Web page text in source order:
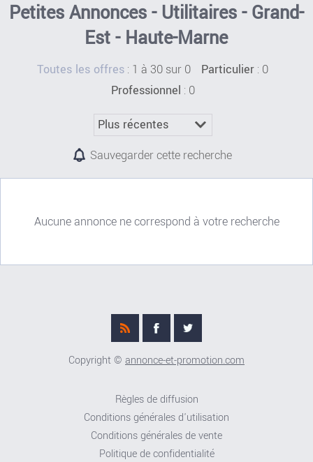
Petites Annonces - Utilitaires - Grand-
Est - Haute-Marne
Toutes les offres : 1 à 30 sur 0 Particulier : 0
Professionnel : 0
Sauvegarder cette recherche
Aucune annonce ne correspond à votre recherche
Copyright © annonce-et-promotion.com
Règles de diffusion
Conditions générales d'utilisation
Conditions générales de vente
Politique de confidentialité